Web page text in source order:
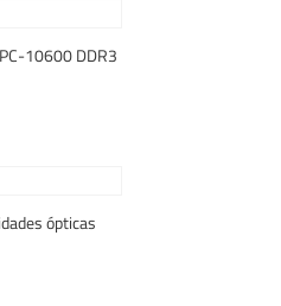
10600 DDR3
ópticas